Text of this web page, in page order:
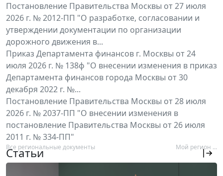
Постановление Правительства Москвы от 27 июля
2026 г. № 2012-ПП "О разработке, согласовании и
утверждении документации по организации
дорожного движения в...
Приказ Департамента финансов г. Москвы от 24
июля 2026 г. № 138ф "О внесении изменения в приказ
Департамента финансов города Москвы от 30
декабря 2022 г. №...
Постановление Правительства Москвы от 28 июля
2026 г. № 2037-ПП "О внесении изменения в
постановление Правительства Москвы от 26 июля
2011 г. № 334-ПП"
Все региональные документы Мой регион ...
Статьи